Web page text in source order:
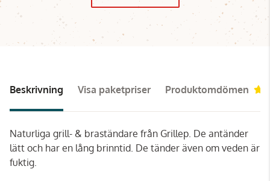
Beskrivning Visa paketpriser Produktomdömen
Naturliga grill- & braständare från Grillep. De antänder
lätt och har en lång brinntid. De tänder även om veden är
fuktig.